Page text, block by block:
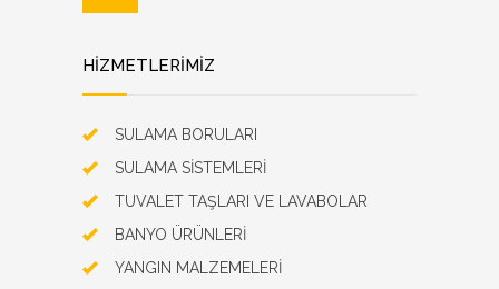
HİZMETLERİMİZ
SULAMA BORULARI
SULAMA SİSTEMLERİ
TUVALET TAŞLARI VE LAVABOLAR
BANYO ÜRÜNLERİ
YANGIN MALZEMELERİ